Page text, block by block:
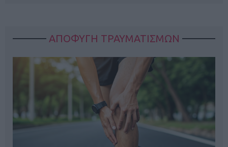
ΑΠΟΦΥΓΗ ΤΡΑΥΜΑΤΙΣΜΩΝ